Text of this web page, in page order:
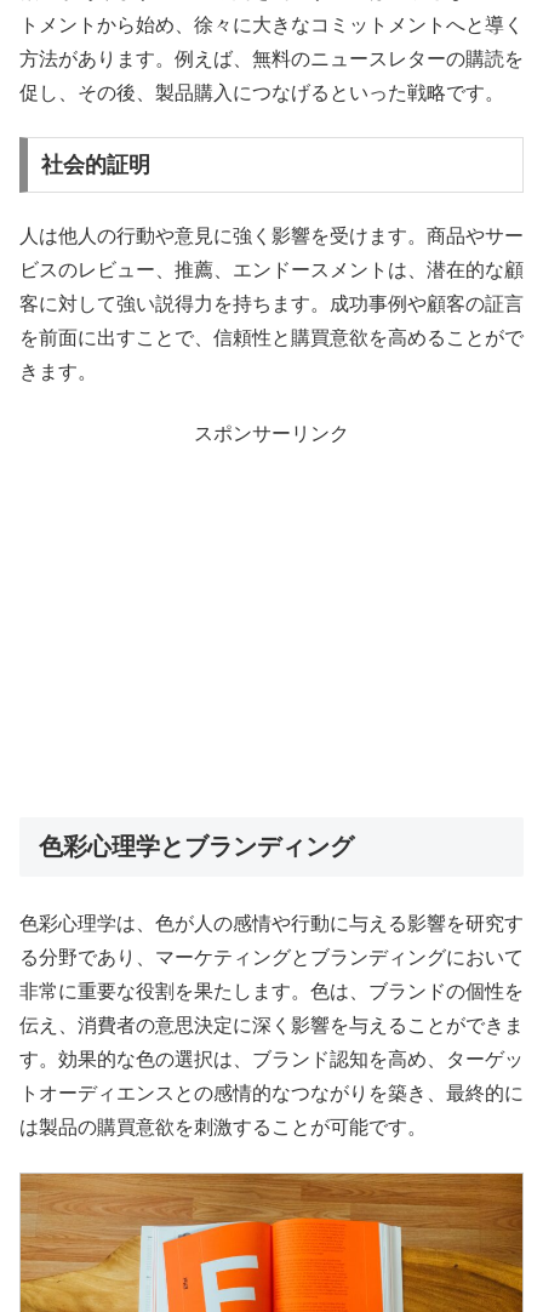
トメントから始め、徐々に大きなコミットメントへと導く
方法があります。例えば、無料のニュースレターの購読を
促し、その後、製品購入につなげるといった戦略です。
社会的証明
人は他人の行動や意見に強く影響を受けます。商品やサー
ビスのレビュー、推薦、エンドースメントは、潜在的な顧
客に対して強い説得力を持ちます。成功事例や顧客の証言
を前面に出すことで、信頼性と購買意欲を高めることがで
きます。
スポンサーリンク
色彩心理学とブランディング
色彩心理学は、色が人の感情や行動に与える影響を研究す
る分野であり、マーケティングとブランディングにおいて
非常に重要な役割を果たします。色は、ブランドの個性を
伝え、消費者の意思決定に深く影響を与えることができま
す。効果的な色の選択は、ブランド認知を高め、ターゲッ
トオーディエンスとの感情的なつながりを築き、最終的に
は製品の購買意欲を刺激することが可能です。